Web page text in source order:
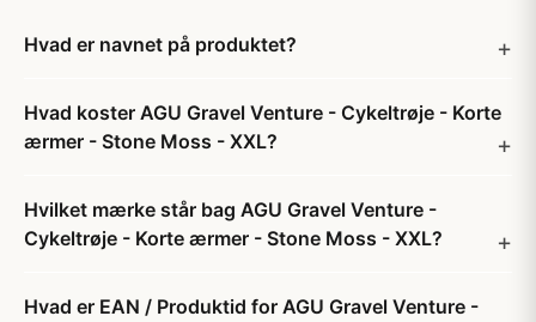
Hvad er navnet på produktet?
Hvad koster AGU Gravel Venture - Cykeltrøje - Korte
ærmer - Stone Moss - XXL?
Hvilket mærke står bag AGU Gravel Venture -
Cykeltrøje - Korte ærmer - Stone Moss - XXL?
Hvad er EAN / Produktid for AGU Gravel Venture -